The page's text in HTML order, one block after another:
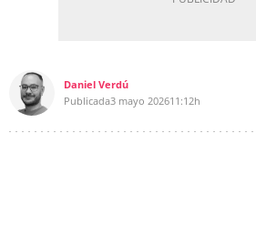
Daniel Verdú
Publicada3 mayo 202611:12h